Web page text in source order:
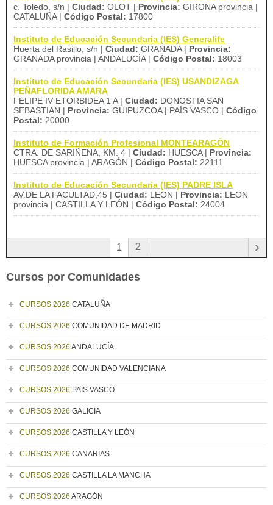
c. Toledo, s/n | Ciudad: OLOT | Provincia: GIRONA provincia |
CATALUÑA | Código Postal: 17800
Instituto de Educación Secundaria (IES) Generalife
Huerta del Rasillo, s/n | Ciudad: GRANADA | Provincia:
GRANADA provincia | ANDALUCÍA | Código Postal: 18003
Instituto de Educación Secundaria (IES) USANDIZAGA
PEÑAFLORIDA AMARA
FELIPE IV ETORBIDEA 1 A | Ciudad: DONOSTIA SAN
SEBASTIAN | Provincia: GUIPUZCOA | PAÍS VASCO | Código
Postal: 20000
Instituto de Formación Profesional MONTEARAGÓN
CTRA. DE SARIÑENA, KM. 4 | Ciudad: HUESCA | Provincia:
HUESCA provincia | ARAGÓN | Código Postal: 22111
Instituto de Educación Secundaria (IES) PADRE ISLA
AV.DE LA FACULTAD,45 | Ciudad: LEON | Provincia: LEON
provincia | CASTILLA Y LEÓN | Código Postal: 24004
1 2 ›
Cursos por Comunidades
CURSOS 2026 CATALUÑA
CURSOS 2026 COMUNIDAD DE MADRID
CURSOS 2026 ANDALUCÍA
CURSOS 2026 COMUNIDAD VALENCIANA
CURSOS 2026 PAÍS VASCO
CURSOS 2026 GALICIA
CURSOS 2026 CASTILLA Y LEÓN
CURSOS 2026 CANARIAS
CURSOS 2026 CASTILLA LA MANCHA
CURSOS 2026 ARAGÓN